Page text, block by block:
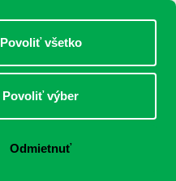
Povoliť všetko
Povoliť výber
Odmietnuť
DOSPELÍ